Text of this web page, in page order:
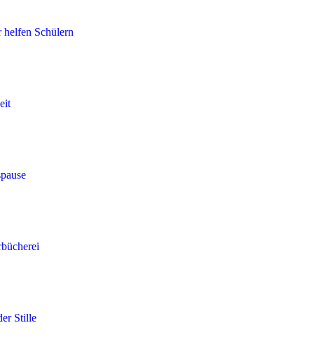
helfen Schülern
Stille